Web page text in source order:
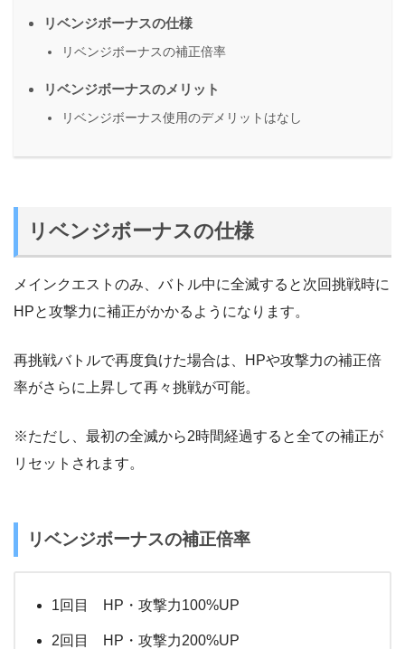
リベンジボーナスの仕様
リベンジボーナスの補正倍率
リベンジボーナスのメリット
リベンジボーナス使用のデメリットはなし
リベンジボーナスの仕様
メインクエストのみ、バトル中に全滅すると次回挑戦時に
HPと攻撃力に補正がかかるようになります。
再挑戦バトルで再度負けた場合は、HPや攻撃力の補正倍
率がさらに上昇して再々挑戦が可能。
※ただし、最初の全滅から2時間経過すると全ての補正が
リセットされます。
リベンジボーナスの補正倍率
1回目 HP・攻撃力100%UP
2回目 HP・攻撃力200%UP